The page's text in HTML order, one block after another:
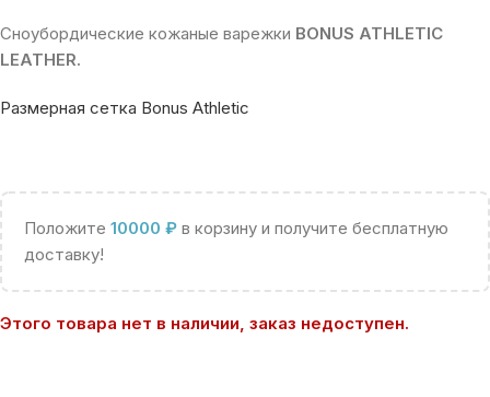
Сноубордические кожаные варежки BONUS ATHLETIC
LEATHER.
Размерная сетка Bonus Athletic
Положите 10000 ₽ в корзину и получите бесплатную
доставку!
Этого товара нет в наличии, заказ недоступен.